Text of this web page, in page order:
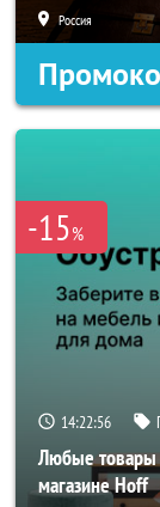
Россия
-15%
14:22:54
Любые товары
магазине Hoff